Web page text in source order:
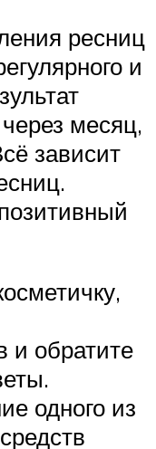
ресниц
и
месяц,
зависит
и обратите
одного из